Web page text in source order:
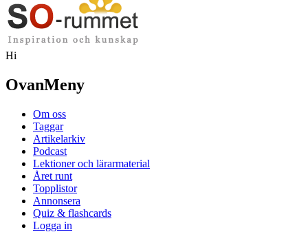
Hi
OvanMeny
Om oss
Taggar
Artikelarkiv
Podcast
Lektioner och lärarmaterial
Året runt
Topplistor
Annonsera
Quiz & flashcards
Logga in